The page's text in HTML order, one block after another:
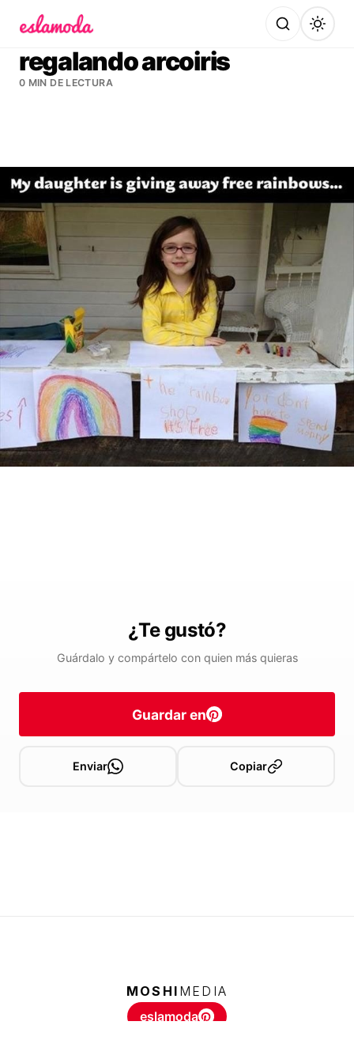
regalando arcoiris
0 MIN DE LECTURA
¿Te gustó?
Guárdalo y compártelo con quien más quieras
Guardar en
Enviar Copiar
MOSHI MEDIA
eslamoda